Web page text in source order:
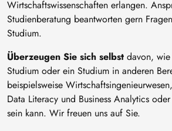
Wirtschaftswissenschaften erlangen.
Studienberatung beantworten gern
Studium.
Überzeugen Sie sich selbst davon, wie
Studium oder ein Studium in anderen
beispielsweise
Data Literacy und Business Analytics
sein kann. Wir freuen uns auf Sie.